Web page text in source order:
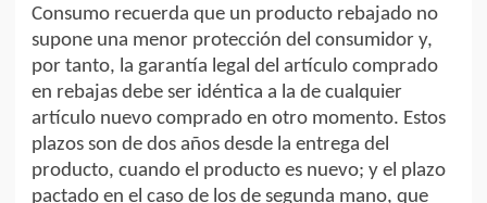
Consumo recuerda que un producto rebajado no
supone una menor protección del consumidor y,
por tanto, la garantía legal del artículo comprado
en rebajas debe ser idéntica a la de cualquier
artículo nuevo comprado en otro momento. Estos
plazos son de dos años desde la entrega del
producto, cuando el producto es nuevo; y el plazo
pactado en el caso de los de segunda mano, que